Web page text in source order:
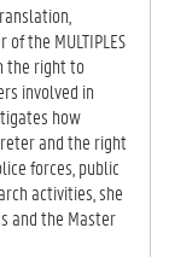
the MULTIPLES
the right to
involved in
how
and the right
forces, public
activities, she
and the Master